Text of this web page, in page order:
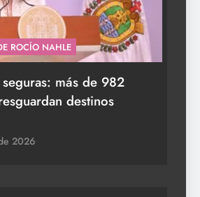
a
ACTIVIDADES DE ROCÍO NAHLE
Vacaciones seguras:
elementos resguardan